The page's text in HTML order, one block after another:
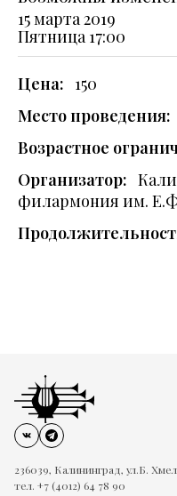
15 марта 2019
Пятница 17:00
Цена: 150
Место проведения:
Возрастное
Организатор:
филармония им.
236039, Калининград, ул.Б.
тел. +7 (4012) 64 78 90